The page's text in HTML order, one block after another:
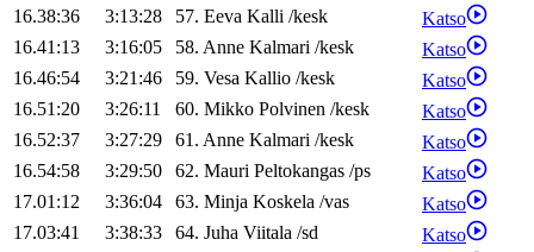
16.38:36
3:13:28 57. Eeva Kalli /kesk
Katso
16.41:13
3:16:05 58. Anne Kalmari /kesk
Katso
16.46:54
3:21:46 59. Vesa Kallio /kesk
Katso
16.51:20
3:26:11 60. Mikko Polvinen /kesk
Katso
16.52:37
3:27:29 61. Anne Kalmari /kesk
Katso
16.54:58
3:29:50 62. Mauri Peltokangas /ps
Katso
17.01:12
3:36:04 63. Minja Koskela /vas
Katso
17.03:41
3:38:33 64. Juha Viitala /sd
Katso